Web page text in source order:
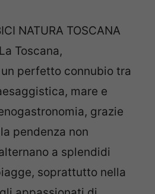
NATURA TOSCANA
Toscana,
perfetto connubio tra
mare e
grazie
pendenza non
a splendidi
soprattutto nella